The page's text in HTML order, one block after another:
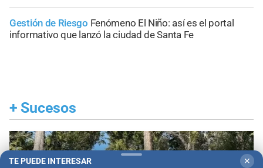
Gestión de Riesgo Fenómeno El Niño: así es el portal
informativo que lanzó la ciudad de Santa Fe
+ Sucesos
TE PUEDE INTERESAR ✕